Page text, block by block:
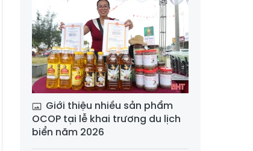
Giới thiệu nhiều sản phẩm
OCOP tại lễ khai trương du lịch
biển năm 2026